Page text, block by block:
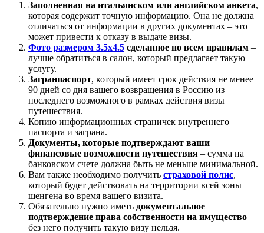
Заполненная на итальянском или английском анкета,
которая содержит точную информацию. Она не должна
отличаться от информации в других документах – это
может привести к отказу в выдаче визы.
Фото размером 3.5х4.5 сделанное по всем правилам –
лучше обратиться в салон, который предлагает такую
услугу.
Загранпаспорт, который имеет срок действия не менее
90 дней со дня вашего возвращения в Россию из
последнего возможного в рамках действия визы
путешествия.
Копию информационных страничек внутреннего
паспорта и заграна.
Документы, которые подтверждают ваши
финансовые возможности путешествия – сумма на
банковском счете должна быть не меньше минимальной.
Вам также необходимо получить страховой полис,
который будет действовать на территории всей зоны
шенгена во время вашего визита.
Обязательно нужно иметь документальное
подтверждение права собственности на имущество –
без него получить такую визу нельзя.